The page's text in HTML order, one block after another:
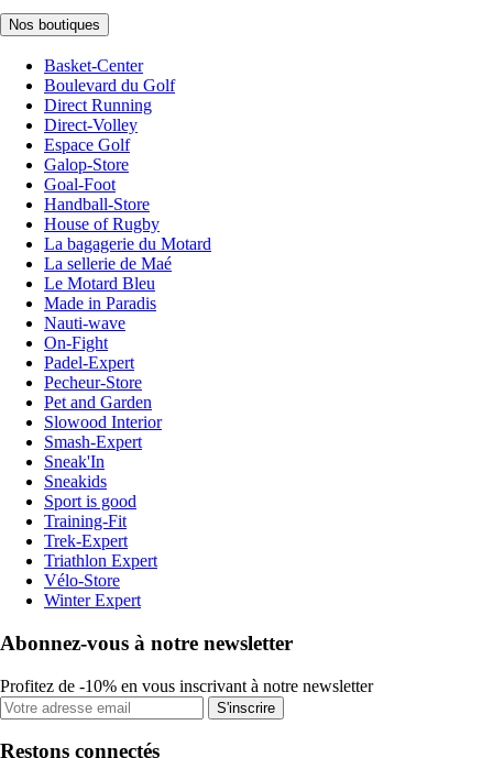
Nos boutiques
Basket-Center
Boulevard du Golf
Direct Running
Direct-Volley
Espace Golf
Galop-Store
Goal-Foot
Handball-Store
House of Rugby
La bagagerie du Motard
La sellerie de Maé
Le Motard Bleu
Made in Paradis
Nauti-wave
On-Fight
Padel-Expert
Pecheur-Store
Pet and Garden
Slowood Interior
Smash-Expert
Sneak'In
Sneakids
Sport is good
Training-Fit
Trek-Expert
Triathlon Expert
Vélo-Store
Winter Expert
Abonnez-vous à notre newsletter
Profitez de -10% en vous inscrivant à notre newsletter
S'inscrire
Restons connectés